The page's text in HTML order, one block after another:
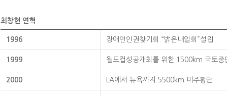
최창현 연혁
1996 장애인인권찾기회 “밝은내일회”설립
1999 월드컵성공개최를 위한 1500km 국토종
2000 LA에서 뉴욕까지 5500km 미주횡단